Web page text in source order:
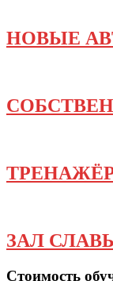
НОВЫЕ
ЗАЛ
Стоимость